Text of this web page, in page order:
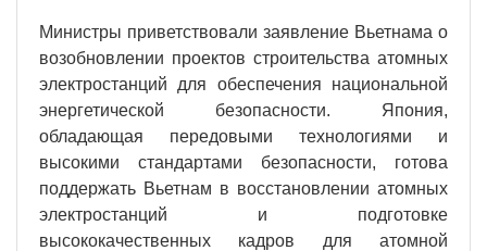
Министры приветствовали заявление Вьетнама о
возобновлении проектов строительства атомных
электростанций для обеспечения национальной
энергетической безопасности. Япония,
обладающая передовыми технологиями и
высокими стандартами безопасности, готова
поддержать Вьетнам в восстановлении атомных
электростанций и подготовке
высококачественных кадров для атомной